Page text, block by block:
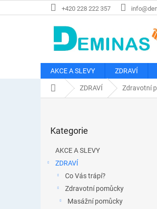
na
+420 228 222 357
AKCE A SLEVY ZDRAVÍ
Domů ZDRAVÍ Zdravotní
kategorie
Kategorie
AKCE A SLEVY
ZDRAVÍ
Co Vás trápí?
Zdravotní pomůcky
Masážní pomůcky